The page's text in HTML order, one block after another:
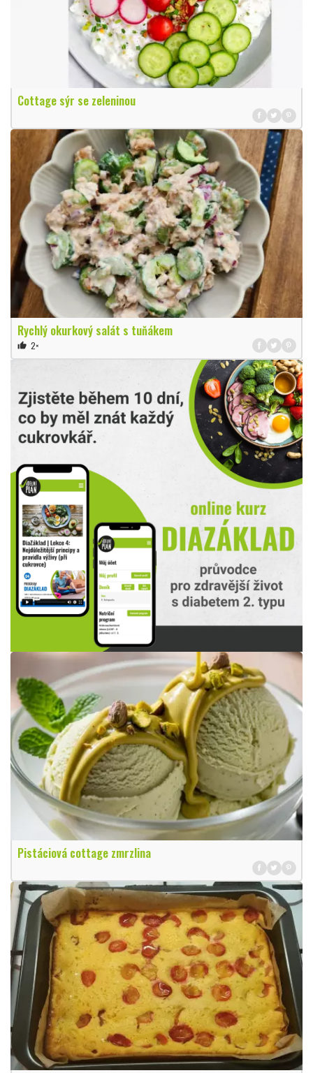
Cottage sýr se zeleninou
Rychlý okurkový salát s tuňákem
thumb_up 2×
Pistáciová cottage zmrzlina